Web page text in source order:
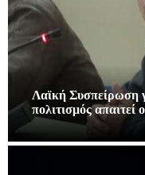
Λαϊκή Συσπείρωση
πολιτισμός απαιτεί